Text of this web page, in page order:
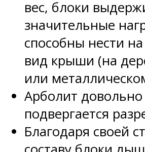
вес, блоки
значительные
способны нести
вид крыши (на
или
Арболит довольно
подвергается
Благодаря своей